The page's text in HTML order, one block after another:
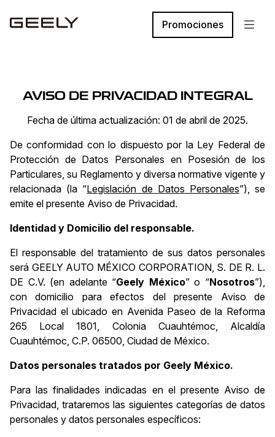
Promociones
AVISO DE PRIVACIDAD INTEGRAL
Fecha de última actualización: 01 de abril de 2025.
De conformidad con lo dispuesto por la Ley Federal de
Protección de Datos Personales en Posesión de los
Particulares, su Reglamento y diversa normative vigente y
relacionada (la “Legislación de Datos Personales”), se
emite el presente Aviso de Privacidad.
Identidad y Domicilio del responsable.
El responsable del tratamiento de sus datos personales
será GEELY AUTO MÉXICO CORPORATION, S. DE R. L.
DE C.V. (en adelante “Geely México” o “Nosotros”),
con domicilio para efectos del presente Aviso de
Privacidad el ubicado en Avenida Paseo de la Reforma
265 Local 1801, Colonia Cuauhtémoc, Alcaldía
Cuauhtémoc, C.P. 06500, Ciudad de México.
Datos personales tratados por Geely México.
Para las finalidades indicadas en el presente Aviso de
Privacidad, trataremos las siguientes categorías de datos
personales y datos personales específicos: